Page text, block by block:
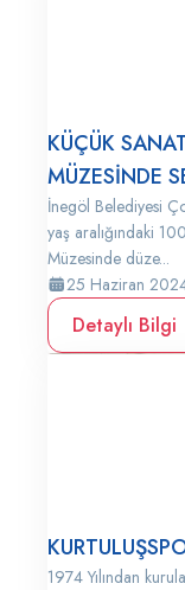
KÜÇÜK
MÜZESİNDE
İnegöl Belediyesi
yaş aralığındaki
Müzesinde düze...
25 Haziran
Detaylı Bilgi
1974 Yılından